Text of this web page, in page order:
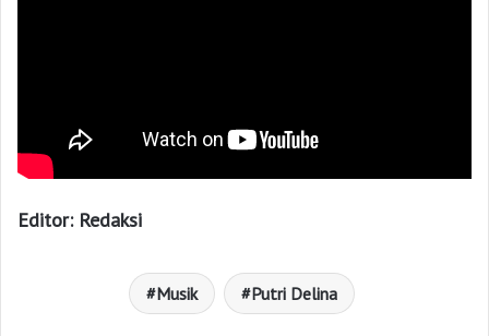
Editor: Redaksi
Musik Putri Delina